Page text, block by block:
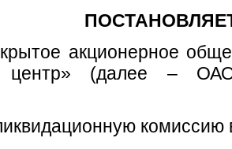
акционерное
центр» (далее –